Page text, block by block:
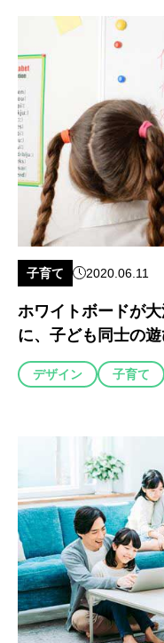
子育て 2020.06.11
ホワイトボードが
に、子ども同士の遊
デザイン 子育て